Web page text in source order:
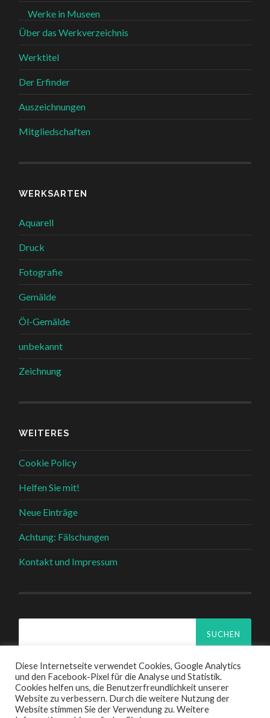
Werke in Museen
Über das Werkverzeichnis
Werktitel
Der Erfinder
Auszeichnungen
Mitgliedschaften
WERKSARTEN
Aquarell
Druck
Fotografie
Gemälde
Öl-Gemälde
unbekannt
Zeichnung
WEITERES
Cookie Policy
Helfen Sie mit!
Neue Einträge
Achtung: Fälschungen
Kontakt und Impressum
© 2026CARL COWEN SCHIRM—HOCH ↑
Diese Internetseite verwendet Cookies, Google Analytics
und den Facebook-Pixel für die Analyse und Statistik.
Cookies helfen uns, die Benutzerfreundlichkeit unserer
Website zu verbessern. Durch die weitere Nutzung der
Website stimmen Sie der Verwendung zu. Weitere